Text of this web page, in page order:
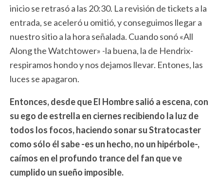
inicio se retrasó a las 20:30. La revisión de tickets a la
entrada, se aceleró u omitió, y conseguimos llegar a
nuestro sitio a la hora señalada. Cuando sonó «All
Along the Watchtower» -la buena, la de Hendrix-
respiramos hondo y nos dejamos llevar. Entones, las
luces se apagaron.
Entonces, desde que El Hombre salió a escena, con
su ego de estrella en ciernes recibiendo la luz de
todos los focos, haciendo sonar su Stratocaster
como sólo él sabe -es un hecho, no un hipérbole-,
caímos en el profundo trance del fan que ve
cumplido un sueño imposible.